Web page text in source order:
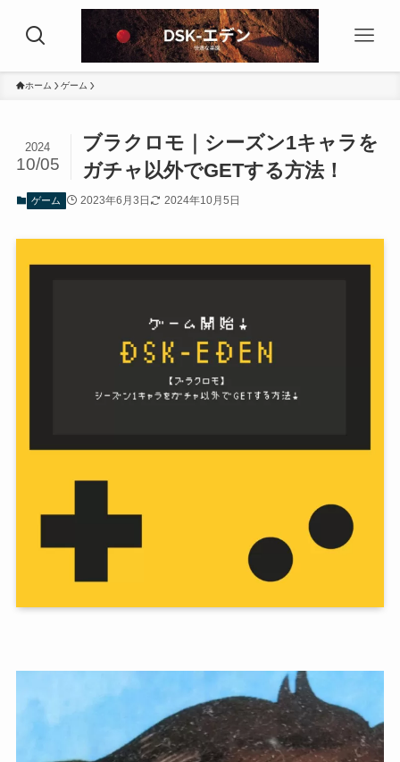
ホーム ゲーム
ブラクロモ｜シーズン1キャラを
ガチャ以外でGETする方法！
2024
10/05
ゲーム 2023年6月3日 2024年10月5日